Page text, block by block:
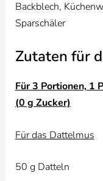
Backblech,
Sparschäler
Zutaten für
Für 3 Portionen, 1
(0 g Zucker)
Für das Dattelmus
50 g Datteln